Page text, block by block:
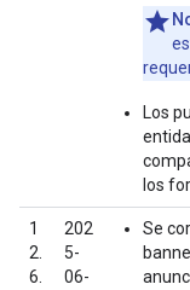
Los
los
1
2.
6.
202
5-
06-
Se